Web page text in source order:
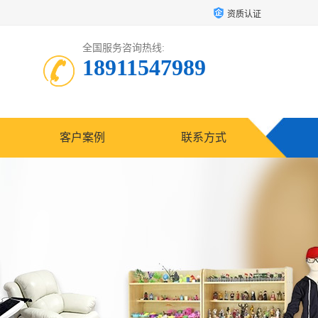
资质认证
全国服务咨询热线:
18911547989
客户案例 联系方式